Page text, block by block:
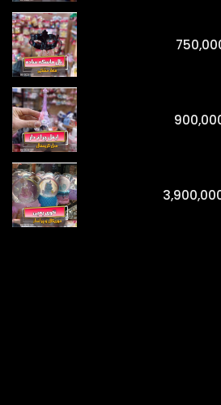
تومان420,000
تومان750,000
تومان900,000